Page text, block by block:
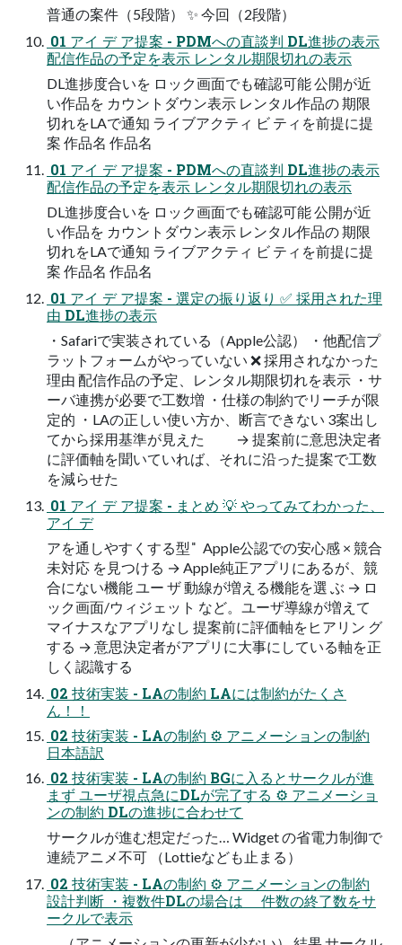
普通の案件（5段階） ✨ 今回（2段階）
 01 アイ デ ア提案 - PDMへの直談判 DL進捗の表示
配信作品の予定を表示 レンタル期限切れの表示
DL進捗度合いを ロック画面でも確認可能 公開が近
い作品を カウントダウン表示 レンタル作品の 期限
切れをLAで通知 ライブアクティ ビ ティを前提に提
案 作品名 作品名
 01 アイ デ ア提案 - PDMへの直談判 DL進捗の表示
配信作品の予定を表示 レンタル期限切れの表示
DL進捗度合いを ロック画面でも確認可能 公開が近
い作品を カウントダウン表示 レンタル作品の 期限
切れをLAで通知 ライブアクティ ビ ティを前提に提
案 作品名 作品名
 01 アイ デ ア提案 - 選定の振り返り ✅ 採用された理
由 DL進捗の表示
・Safariで実装されている（Apple公認） ・他配信プ
ラットフォームがやっていない ❌ 採用されなかった
理由 配信作品の予定、レンタル期限切れを表示 ・サ
ーバ連携が必要で工数増 ・仕様の制約でリーチが限
定的 ・LAの正しい使い方か、断言できない 3案出し
てから採用基準が見えた → 提案前に意思決定者
に評価軸を聞いていれば、それに沿った提案で工数
を減らせた
 01 アイ デ ア提案 - まとめ 💡 やってみてわかった、
アイ デ
アを通しやすくする型  ̎  Apple公認での安心感 × 競合
未対応 を見つける → Apple純正アプリにあるが、競
合にない機能 ユー ザ 動線が増える機能を選 ぶ → ロ
ック画面/ウィジェット など。ユーザ導線が増えて
マイナスなアプリなし 提案前に評価軸をヒアリン グ
する → 意思決定者がアプリに大事にしている軸を正
しく認識する
 02 技術実装 - LAの制約 LAには制約がたくさ
ん！！
 02 技術実装 - LAの制約 ⚙ アニメーションの制約
日本語訳
 02 技術実装 - LAの制約 BGに入るとサークルが進
まず ユーザ視点急にDLが完了する ⚙ アニメーショ
ンの制約 DLの進捗に合わせて
サークルが進む想定だった… Widget の省電力制御で
連続アニメ不可 （Lottieなども止まる）
 02 技術実装 - LAの制約 ⚙ アニメーションの制約
設計判断 ・複数件DLの場合は 件数の終了数をサ
ークルで表示